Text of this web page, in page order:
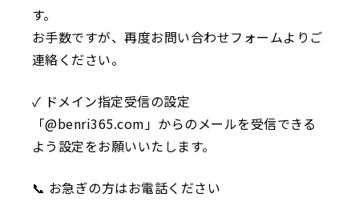
す。
お手数ですが、再度お問い合わせフォームよりご
連絡ください。
✓ ドメイン指定受信の設定
「@benri365.com」からのメールを受信できる
よう設定をお願いいたします。
📞 お急ぎの方はお電話ください